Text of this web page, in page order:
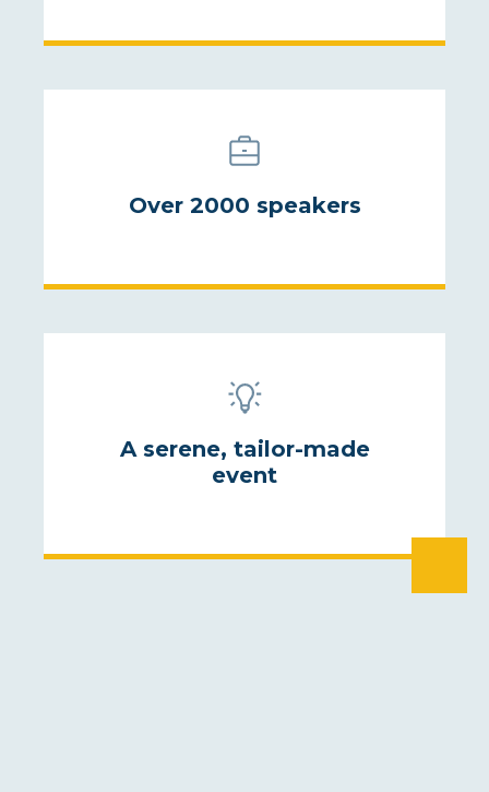
Over 2000 speakers
A serene, tailor-made
event